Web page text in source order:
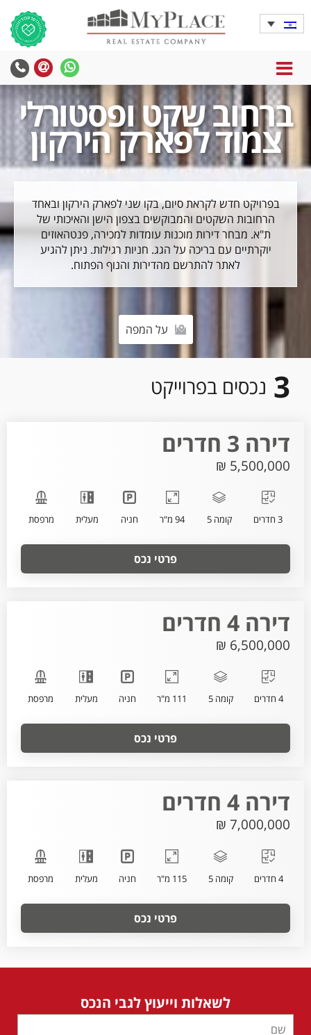
MyPlace
-
WhatsApp
-
צרו
עימנו
קשר
MENU
ברחוב שקט ופסטורלי
צמוד לפארק הירקון
בפרויקט חדש לקראת סיום, בקו שני לפארק הירקון ובאחד
הרחובות השקטים והמבוקשים בצפון הישן והאיכותי של
ת"א. מבחר דירות מוכנות עומדות למכירה, פנטהאוזים
יוקרתיים עם בריכה על הגג. חניות רגילות. ניתן להגיע
לאתר להתרשם מהדירות והנוף הפתוח.
על המפה
3 נכסים בפרוייקט
דירה 3 חדרים
5,500,000 ₪
3 חדרים קומה 5 94 מ"ר חניה מעלית מרפסת
פרטי נכס
דירה 4 חדרים
6,500,000 ₪
4 חדרים קומה 5 111 מ"ר חניה מעלית מרפסת
פרטי נכס
דירה 4 חדרים
7,000,000 ₪
4 חדרים קומה 5 115 מ"ר חניה מעלית מרפסת
פרטי נכס
לשאלות וייעוץ לגבי הנכס